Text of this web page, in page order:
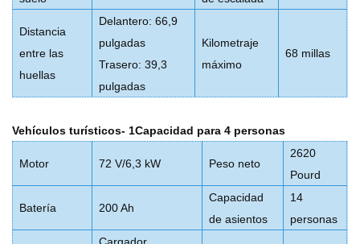
Distancia
entre las
huellas
Delantero: 66,9
pulgadas
Trasero: 39,3
pulgadas
Kilometraje
máximo
68 millas
Vehículos turísticos- 1Capacidad para 4 personas
Motor 72 V/6,3 kW Peso neto
2620
Pourd
Batería 200 Ah
Capacidad
de asientos
14
personas